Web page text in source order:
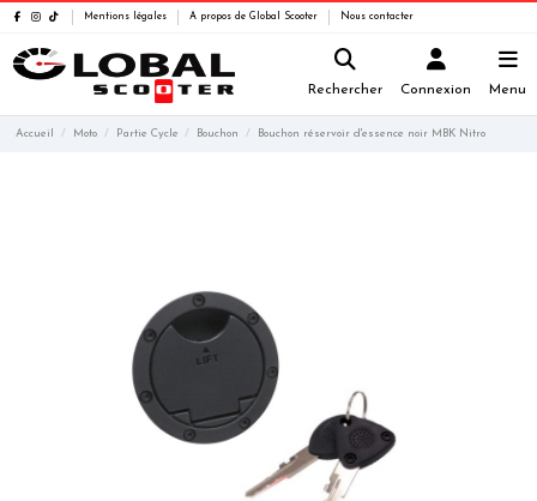
Mentions légales A propos de Global Scooter Nous contacter
Rechercher Connexion Menu
Accueil Moto Partie Cycle Bouchon Bouchon réservoir d'essence noir MBK Nitro